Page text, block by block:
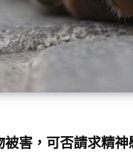
被害，可否請求精神